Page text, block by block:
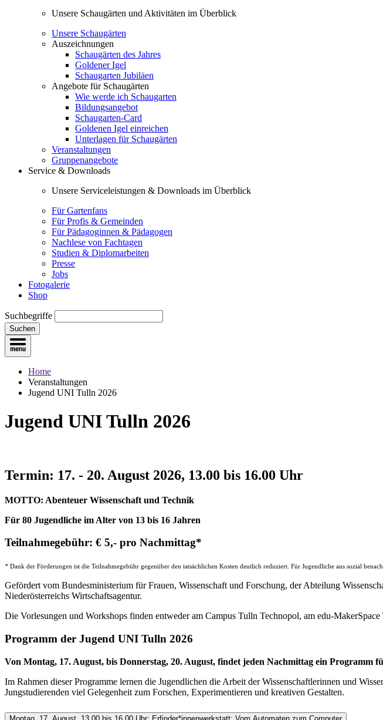
Unsere Schaugärten und Aktivitäten im Überblick
Unsere Schaugärten
Auszeichnungen
Schaugärten des Jahres
Goldener Igel
Schaugarten Jubiläen
Angebote für Schaugärten
Wie werde ich Schaugarten
Bildungsangebot
Schaugarten-Card
Goldenen Igel einreichen
Unterlagen für Schaugärten
Veranstaltungen
Gruppenangebote
Service & Downloads
Unsere Serviceleistungen & Downloads im Überblick
Für Gartenfans
Für Profis & Gemeinden
Für Pädagoginnen & Pädagogen
Nachlese von Fachtagen
Studien & Diplomarbeiten
Presse
Jobs
Fotogalerie
Shop
Suchbegriffe
Suchen
Home
Veranstaltungen
Jugend UNI Tulln 2026
Jugend UNI Tulln 2026
Termin: 17. - 20. August 2026, 13.00 bis 16.00 Uhr
MOTTO: Abenteuer Wissenschaft und Technik
Für 80 Jugendliche im Alter von 13 bis 16 Jahren
Teilnahmegebühr: € 5,- pro Nachmittag*
* Dank der Förderungen ist die Teilnahmegebühr gegenüber den tatsächlichen Kosten deutlich reduziert. Für Jugendliche aus sozial
Gefördert vom Bundesministerium für Frauen, Wissenschaft und Forschung, der Abteilung
Niederösterreichs Wirtschaftsagentur.
Die Vorlesungen und Workshops finden entweder am Campus Tulln Technopol, am edu-
Programm der Jugend UNI Tulln 2026
Von Montag, 17. August, bis Donnerstag, 20. August, findet jeden Nachmittag ein Programm
Im Rahmen dieser Programme lernen die Jugendlichen die Arbeit der Wissenschaftlerinnen und
Jungstudierenden viel Gelegenheit zum Forschen, Experimentieren und kreativen Gestalten.